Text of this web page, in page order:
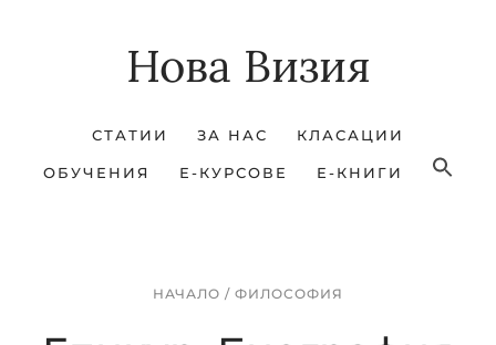
Нова Визия
СТАТИИ ЗА НАС КЛАСАЦИИ
ОБУЧЕНИЯ Е-КУРСОВЕ Е-КНИГИ
НАЧАЛО / ФИЛОСОФИЯ